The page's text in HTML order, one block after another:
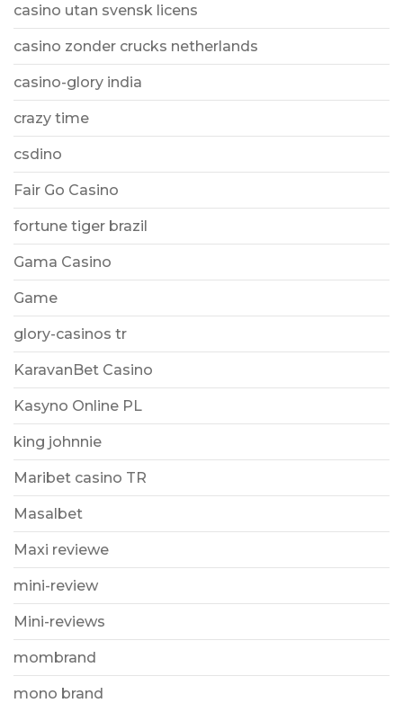
casino utan svensk licens
casino zonder crucks netherlands
casino-glory india
crazy time
csdino
Fair Go Casino
fortune tiger brazil
Gama Casino
Game
glory-casinos tr
KaravanBet Casino
Kasyno Online PL
king johnnie
Maribet casino TR
Masalbet
Maxi reviewe
mini-review
Mini-reviews
mombrand
mono brand